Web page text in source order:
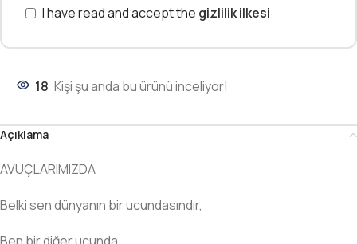
I have read and accept the gizlilik ilkesi
18 Kişi şu anda bu ürünü inceliyor!
Açıklama
AVUÇLARIMIZDA
Belki sen dünyanın bir ucundasındır,